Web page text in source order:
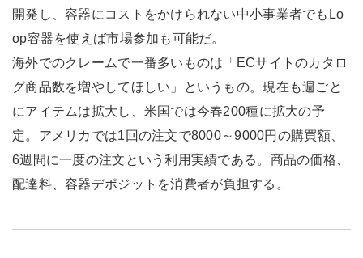
開発し、容器にコストをかけられない中小事業者でもLo
op容器を使えば市場参加も可能だ。
海外でのクレームで一番多いものは「ECサイトのカタロ
グ商品数を増やしてほしい」というもの。現在も週ごと
にアイテムは拡大し、米国では今春200種に拡大の予
定。アメリカでは1回の注文で8000～9000円の購買額、
6週間に一度の注文という利用実績である。商品の価格、
配達料、容器デポジットを消費者が負担する。